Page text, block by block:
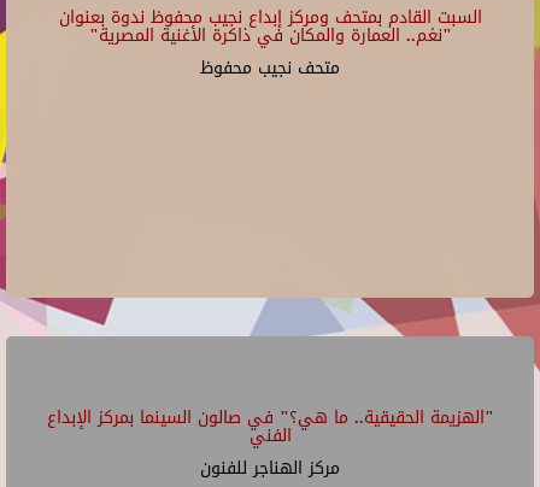
السبت القادم بمتحف ومركز إبداع نجيب محفوظ ندوة بعنوان
"نغم.. العمارة والمكان في ذاكرة الأغنية المصرية"
متحف نجيب محفوظ
"الهزيمة الحقيقية.. ما هي؟" في صالون السينما بمركز الإبداع
الفني
مركز الهناجر للفنون